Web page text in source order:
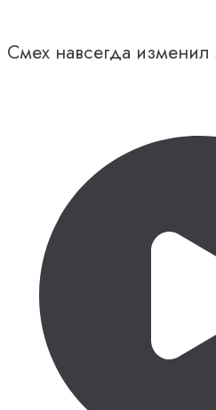
Смех навсегда